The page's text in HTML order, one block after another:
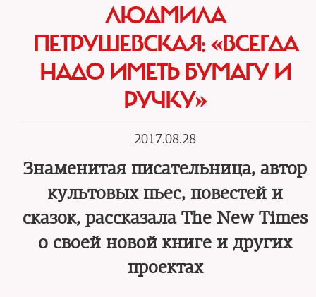
ЛЮДМИЛА
ПЕТРУШЕВСКАЯ: «ВСЕГДА
НАДО ИМЕТЬ БУМАГУ И
РУЧКУ»
2017.08.28
Знаменитая писательница, автор
культовых пьес, повестей и
сказок, рассказала The New Times
о своей новой книге и других
проектах